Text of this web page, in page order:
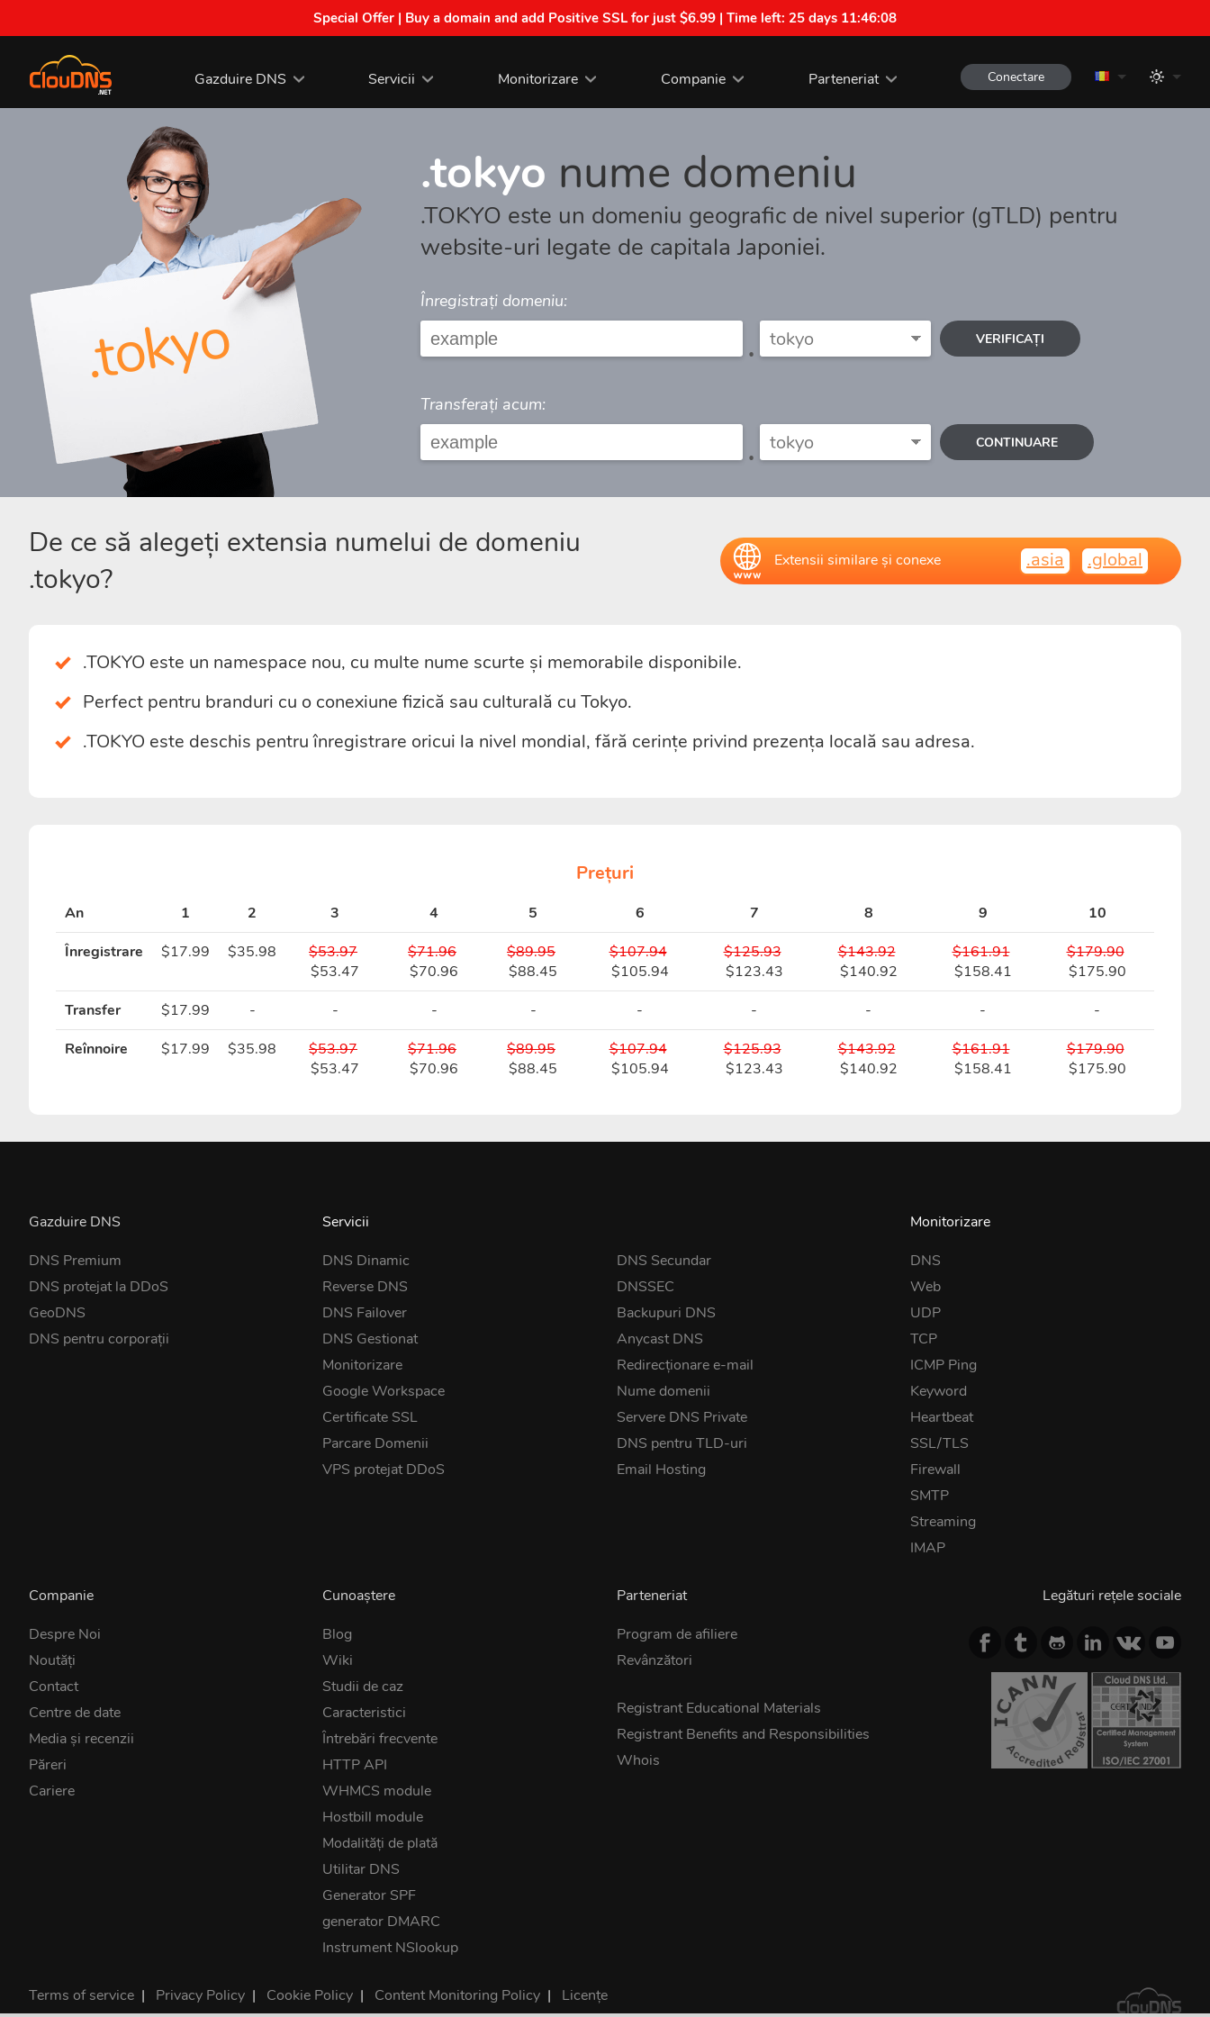
Special Offer | Buy a domain and add Positive SSL for just $6.99 | Time left: 25 days 11:46:07
Gazduire DNS Servicii Monitorizare Companie Parteneriat Conectare
.tokyo
.tokyo nume domeniu
.TOKYO este un domeniu geografic de nivel superior (gTLD) pentru
website-uri legate de capitala Japoniei.
Înregistrați domeniu:
. VERIFICAȚI
Transferați acum:
. CONTINUARE
De ce să alegeți extensia numelui de domeniu
.tokyo?
Extensii similare și conexe .asia .global
.TOKYO este un namespace nou, cu multe nume scurte și memorabile disponibile.
Perfect pentru branduri cu o conexiune fizică sau culturală cu Tokyo.
.TOKYO este deschis pentru înregistrare oricui la nivel mondial, fără cerințe privind prezența locală sau adresa.
Prețuri
An 1 2 3 4 5 6 7 8 9
10
Înregistrare
$17.99 $35.98
$53.97
$53.47
$71.96
$70.96
$89.95
$88.45
$107.94
$105.94
$125.93
$123.43
$143.92
$140.92
$161.91
$158.41
$179.90
$175.90
Transfer
$17.99 - - - - - - - -
-
Reînnoire
$17.99 $35.98
$53.97
$53.47
$71.96
$70.96
$89.95
$88.45
$107.94
$105.94
$125.93
$123.43
$143.92
$140.92
$161.91
$158.41
$179.90
$175.90
Gazduire DNS
DNS Premium
DNS protejat la DDoS
GeoDNS
DNS pentru corporații
Servicii
DNS Dinamic
Reverse DNS
DNS Failover
DNS Gestionat
Monitorizare
Google Workspace
Certificate SSL
Parcare Domenii
VPS protejat DDoS
DNS Secundar
DNSSEC
Backupuri DNS
Anycast DNS
Redirecționare e-mail
Nume domenii
Servere DNS Private
DNS pentru TLD-uri
Email Hosting
Monitorizare
DNS
Web
UDP
TCP
ICMP Ping
Keyword
Heartbeat
SSL/TLS
Firewall
SMTP
Streaming
IMAP
Companie
Despre Noi
Noutăţi
Contact
Centre de date
Media și recenzii
Păreri
Cariere
Cunoaștere
Blog
Wiki
Studii de caz
Caracteristici
Întrebări frecvente
HTTP API
WHMCS module
Hostbill module
Modalități de plată
Utilitar DNS
Generator SPF
generator DMARC
Instrument NSlookup
Parteneriat
Program de afiliere
Revânzători
Registrant Educational Materials
Registrant Benefits and Responsibilities
Whois
Legături rețele sociale
Terms of service | Privacy Policy | Cookie Policy | Content Monitoring Policy | Licențe